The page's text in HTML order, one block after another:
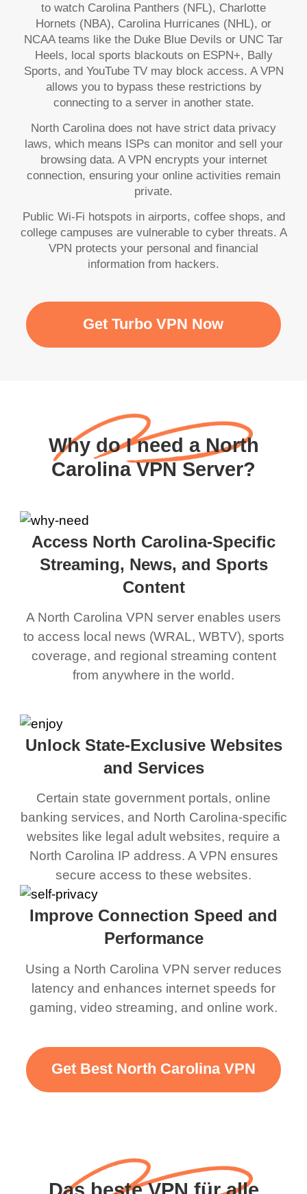
to watch Carolina Panthers (NFL), Charlotte
Hornets (NBA), Carolina Hurricanes (NHL), or
NCAA teams like the Duke Blue Devils or UNC Tar
Heels, local sports blackouts on ESPN+, Bally
Sports, and YouTube TV may block access. A VPN
allows you to bypass these restrictions by
connecting to a server in another state.
North Carolina does not have strict data privacy
laws, which means ISPs can monitor and sell your
browsing data. A VPN encrypts your internet
connection, ensuring your online activities remain
private.
Public Wi-Fi hotspots in airports, coffee shops, and
college campuses are vulnerable to cyber threats. A
VPN protects your personal and financial
information from hackers.
Get Turbo VPN Now
Why do I need a North
Carolina VPN Server?
Access North Carolina-Specific
Streaming, News, and Sports
Content
A North Carolina VPN server enables users
to access local news (WRAL, WBTV), sports
coverage, and regional streaming content
from anywhere in the world.
Unlock State-Exclusive Websites
and Services
Certain state government portals, online
banking services, and North Carolina-specific
websites like legal adult websites, require a
North Carolina IP address. A VPN ensures
secure access to these websites.
Improve Connection Speed and
Performance
Using a North Carolina VPN server reduces
latency and enhances internet speeds for
gaming, video streaming, and online work.
Get Best North Carolina VPN